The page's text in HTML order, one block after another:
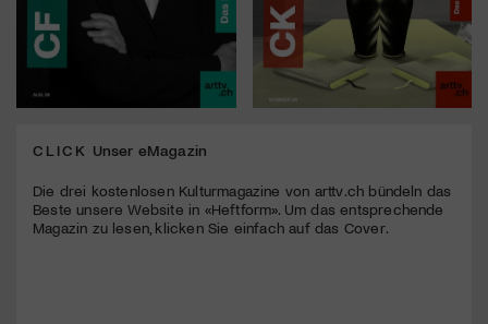
CLICK Unser eMagazin
Die drei kostenlosen Kulturmagazine von arttv.ch bündeln das
Beste unsere Website in «Heftform». Um das entsprechende
Magazin zu lesen, klicken Sie einfach auf das Cover.